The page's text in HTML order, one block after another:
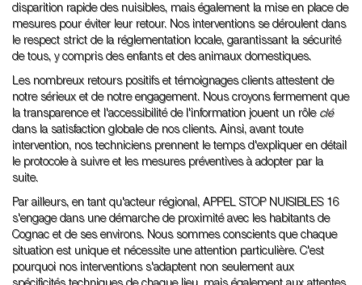
disparition rapide des nuisibles, mais également la mise en place de
mesures pour éviter leur retour. Nos interventions se déroulent dans
le respect strict de la réglementation locale, garantissant la sécurité
de tous, y compris des enfants et des animaux domestiques.
Les nombreux retours positifs et témoignages clients attestent de
notre sérieux et de notre engagement. Nous croyons fermement que
la transparence et l'accessibilité de l'information jouent un rôle clé
dans la satisfaction globale de nos clients. Ainsi, avant toute
intervention, nos techniciens prennent le temps d'expliquer en détail
le protocole à suivre et les mesures préventives à adopter par la
suite.
Par ailleurs, en tant qu'acteur régional, APPEL STOP NUISIBLES 16
s'engage dans une démarche de proximité avec les habitants de
Cognac et de ses environs. Nous sommes conscients que chaque
situation est unique et nécessite une attention particulière. C'est
pourquoi nos interventions s'adaptent non seulement aux